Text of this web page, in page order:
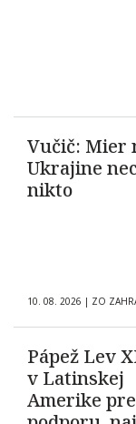
Vučič: Mier
Ukrajine
nikto
10. 08. 2026 | ZO
Pápež Lev
v Latinskej
Amerike